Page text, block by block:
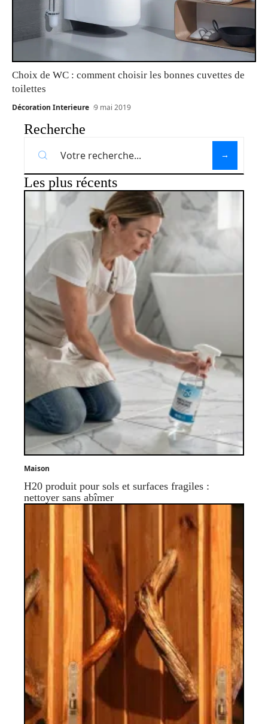
Choix de WC : comment choisir les bonnes cuvettes de
toilettes
Décoration Interieure 9 mai 2019
Recherche
Les plus récents
Maison
H20 produit pour sols et surfaces fragiles :
nettoyer sans abîmer